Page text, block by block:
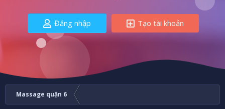
Đăng nhập Tạo tài khoản
Massage quận 6